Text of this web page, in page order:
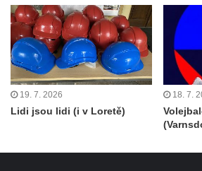
19. 7. 2026
Lidi jsou lidi (i v Loretě)
18. 7.